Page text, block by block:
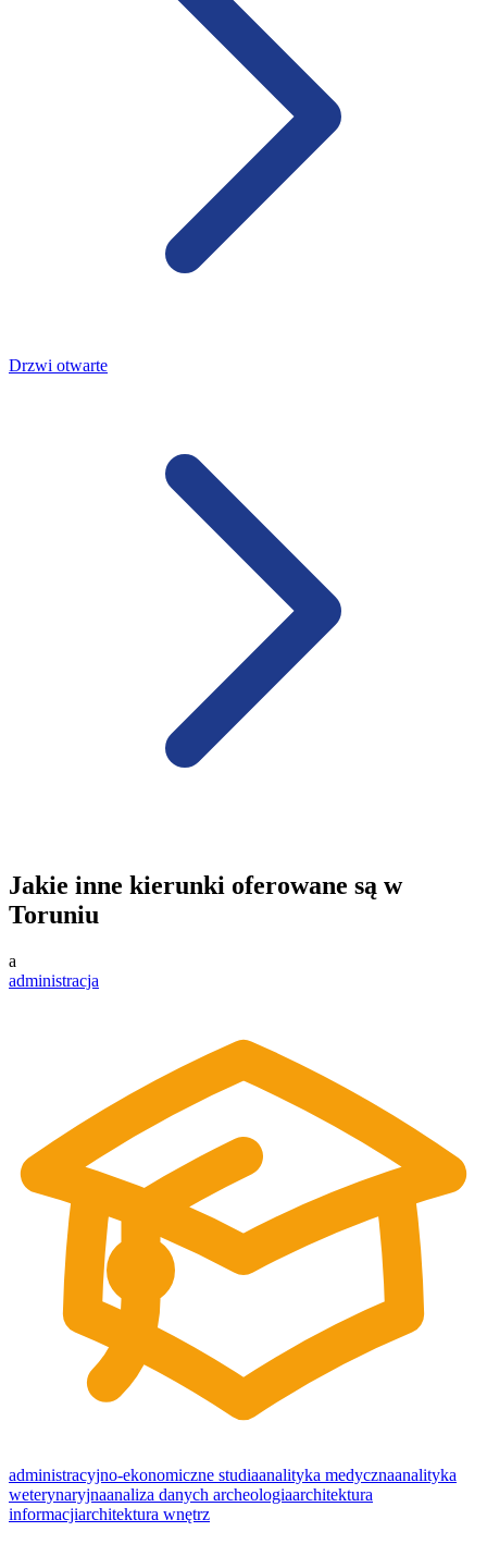
Drzwi otwarte
Jakie inne kierunki oferowane są w
Toruniu
a
administracja
administracyjno-ekonomiczne studiaanalityka medycznaanalityka
weterynaryjnaanaliza danych archeologiaarchitektura
informacjiarchitektura wnętrz